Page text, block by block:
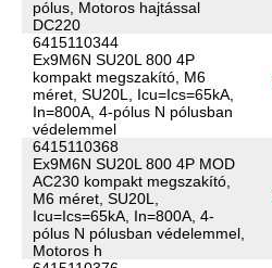
pólus, Motoros hajtással
DC220
6415110344
Ex9M6N SU20L 800 4P
kompakt megszakító, M6
méret, SU20L, Icu=Ics=65kA,
In=800A, 4-pólus N pólusban
védelemmel
6415110368
Ex9M6N SU20L 800 4P MOD
AC230 kompakt megszakító,
M6 méret, SU20L,
Icu=Ics=65kA, In=800A, 4-
pólus N pólusban védelemmel,
Motoros h